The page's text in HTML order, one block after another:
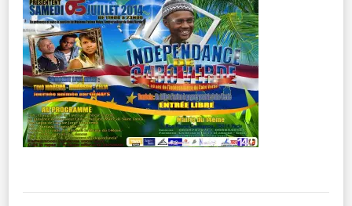
FETE
DE
L
INDEPENDANCE